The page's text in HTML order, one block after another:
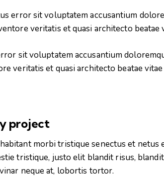
error sit voluptatem accusantium
veritatis et quasi architecto beatae
sit voluptatem accusantium
veritatis et quasi architecto beatae
project
morbi tristique senectus et netus
tristique, justo elit blandit risus,
neque at, lobortis tortor.